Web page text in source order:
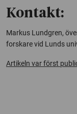
Kontakt:
Markus Lundgren,
forskare vid Lunds
Artikeln var först